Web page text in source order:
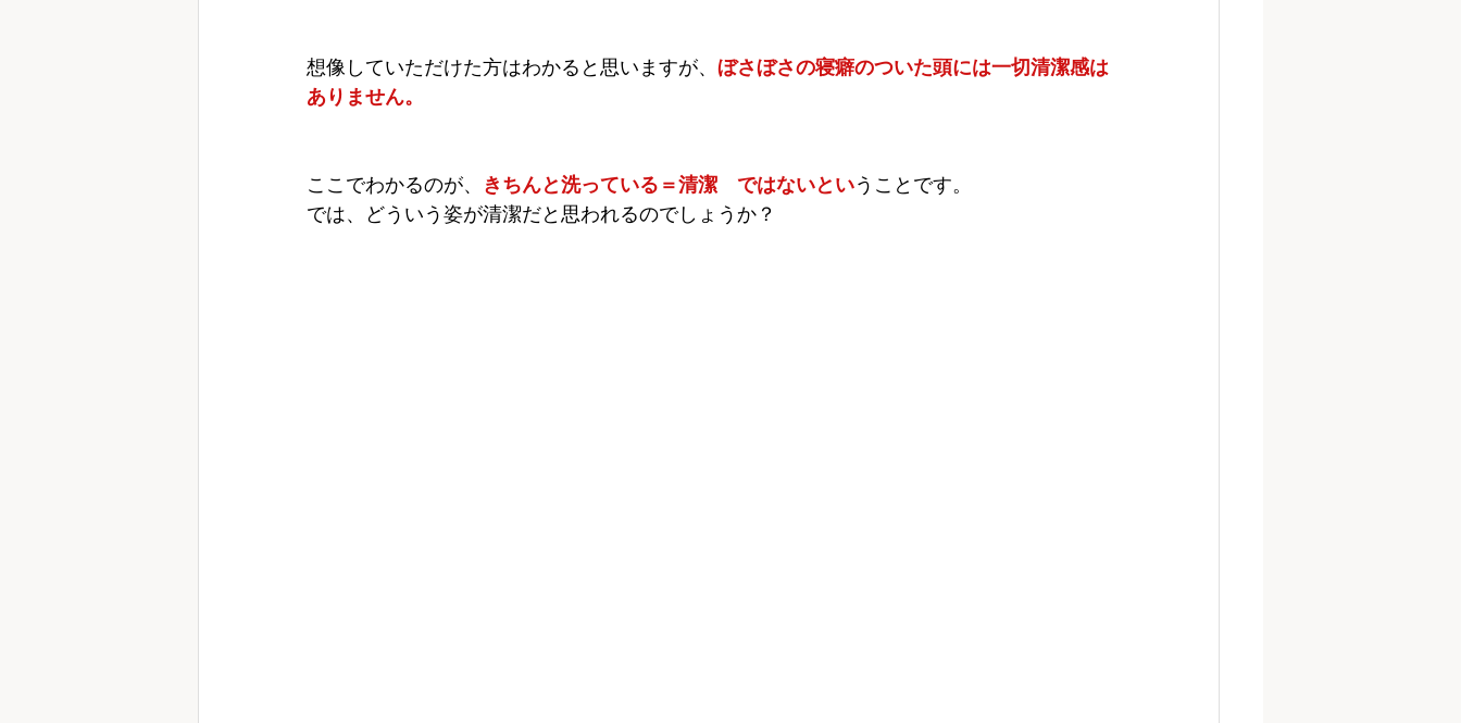
想像していただけた方はわかると思いますが、 ぼさぼさの寝癖のついた頭には一切清潔感は
ありません。
ここでわかるのが、 きちんと洗っている＝清潔　ではないということです。
では、どういう姿が清潔だと思われるのでしょうか？